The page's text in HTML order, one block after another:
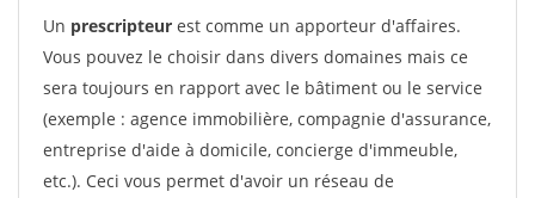
Un prescripteur est comme un apporteur d'affaires.
Vous pouvez le choisir dans divers domaines mais ce
sera toujours en rapport avec le bâtiment ou le service
(exemple : agence immobilière, compagnie d'assurance,
entreprise d'aide à domicile, concierge d'immeuble,
etc.). Ceci vous permet d'avoir un réseau de